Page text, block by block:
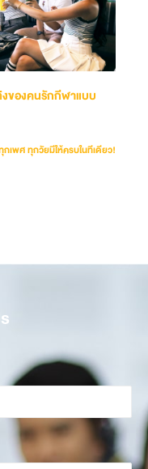
ของคนรักกีฬาแบบ
เพศ ทุกวัยมีให้ครบในทีเดียว!